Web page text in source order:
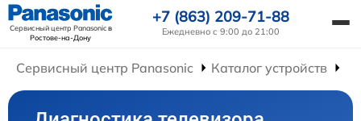
Сервисный центр Panasonicв
Ростове-на-Дону
+7 (863) 209-71-88
Ежедневно с 9:00 до 21:00
Сервисный центр Panasonic Каталог устройств